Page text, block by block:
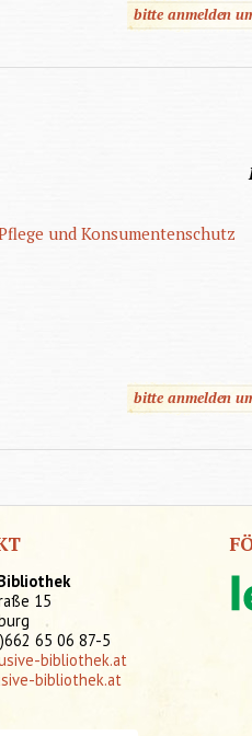
bitte anmelden
und Konsumentenschutz
bitte anmelden
15
65 06 87-5
bibliothek.at
bibliothek.at